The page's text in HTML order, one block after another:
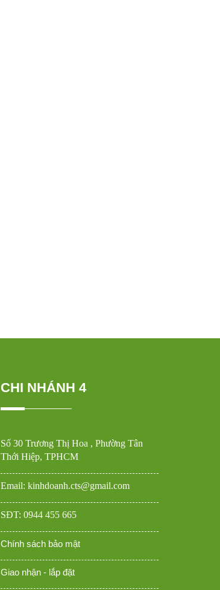
CHI NHÁNH 4
Số 30 Trương Thị Hoa , Phường Tân
Thới Hiệp, TPHCM
Email: kinhdoanh.cts@gmail.com
SĐT: 0944 455 665
Chính sách bảo mật
Giao nhận - lắp đặt